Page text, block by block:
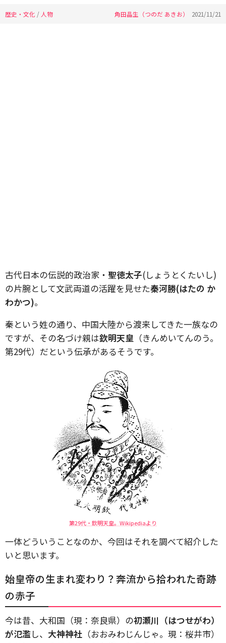
歴史・文化 / 人物 角田晶生（つのだ あきお） 2021/11/21
古代日本の伝説的政治家・ 聖徳太子(しょうとくたいし)
の片腕として文武両道の活躍を見せた秦河勝(はたの か
わかつ)。
秦という姓の通り、中国大陸から渡来してきた一族なの
ですが、その名づけ親は欽明天皇 （きんめいてんのう。
第29代）だという伝承があるそうです。
第29代・欽明天皇。Wikipediaより
一体どういうことなのか、今回はそれを調べて紹介した
いと思います。
始皇帝の生まれ変わり？奔流から拾われた奇跡
の赤子
今は昔、大和国（現：奈良県）の初瀬川（はつせがわ）
が氾濫し、 大神神社 （おおみわじんじゃ。現：桜井市）